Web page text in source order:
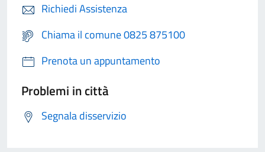
Richiedi Assistenza
Chiama il comune 0825 875100
Prenota un appuntamento
Problemi in città
Segnala disservizio